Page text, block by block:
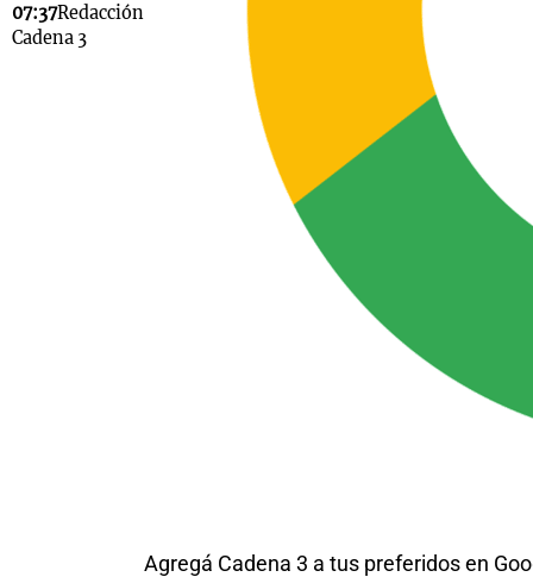
07:37Redacción
Cadena 3
Agregá Cadena 3 a tus preferidos en